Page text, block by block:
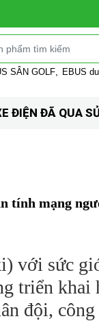
SÂN GOLF EBUS
ĐIỆN ĐÃ QUA
tính mạng
với sức
triển khai
đội, công